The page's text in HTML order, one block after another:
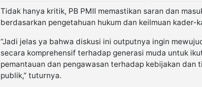
Tidak hanya kritik, PB PMII memastikan saran dan
berdasarkan pengetahuan hukum dan keilmuan kader-
“Jadi jelas ya bahwa diskusi ini outputnya ingin
secara komprehensif terhadap generasi muda untuk
pemantauan dan pengawasan terhadap kebijakan dan
publik,” tuturnya.